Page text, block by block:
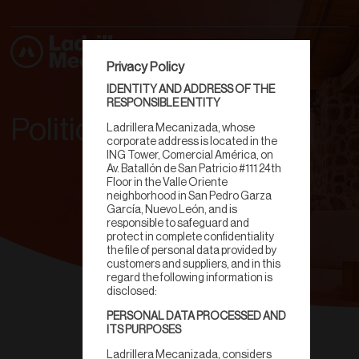
Politica de Calidad
Privacy Policy
IDENTITY AND ADDRESS OF THE
RESPONSIBLE ENTITY
Ladrillera Mecanizada, whose
corporate address is located in the
ING Tower, Comercial América, on
Av. Batallón de San Patricio #111 24th
Floor in the Valle Oriente
neighborhood in San Pedro Garza
García, Nuevo León, and is
responsible to safeguard and
protect in complete confidentiality
the file of personal data provided by
customers and suppliers, and in this
regard the following information is
disclosed:
PERSONAL DATA PROCESSED AND
ITS PURPOSES
Ladrillera Mecanizada, considers